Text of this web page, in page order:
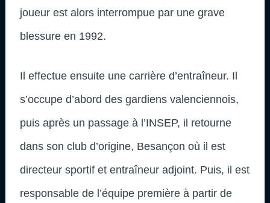
joueur est alors interrompue par une grave
blessure en 1992.
Il effectue ensuite une carrière d’entraîneur. Il
s’occupe d’abord des gardiens valenciennois,
puis après un passage à l’INSEP, il retourne
dans son club d’origine, Besançon où il est
directeur sportif et entraîneur adjoint. Puis, il est
responsable de l’équipe première à partir de